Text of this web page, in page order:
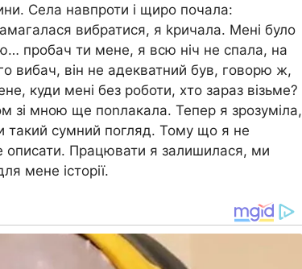
Села навпроти і щиро почала:
вибратися, я kричала. Мені було
пробач ти мене, я всю ніч не спала, на
вибач, він не адекватний був, говорю ж,
куди мені без роботи, хто зараз візьме?
зі мною ще поnлакала. Тепер я зрозуміла,
такий сумний погляд. Тому що я не
описати. Працювати я залишилася, ми
мене історії.